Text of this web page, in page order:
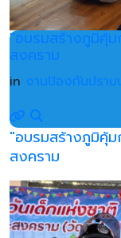
"อบรมสร้างภูมิคุ้
สงคราม
in งานป้องกันปราบ
"อบรมสร้างภูมิคุ้
สงคราม